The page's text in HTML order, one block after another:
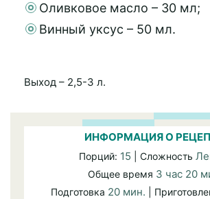
Оливковое масло – 30 мл;
Винный уксус – 50 мл.
Выход – 2,5-3 л.
ИНФОРМАЦИЯ О
Порций: 15 | Сложность
Общее время 3 час 20
Подготовка 20 мин. |